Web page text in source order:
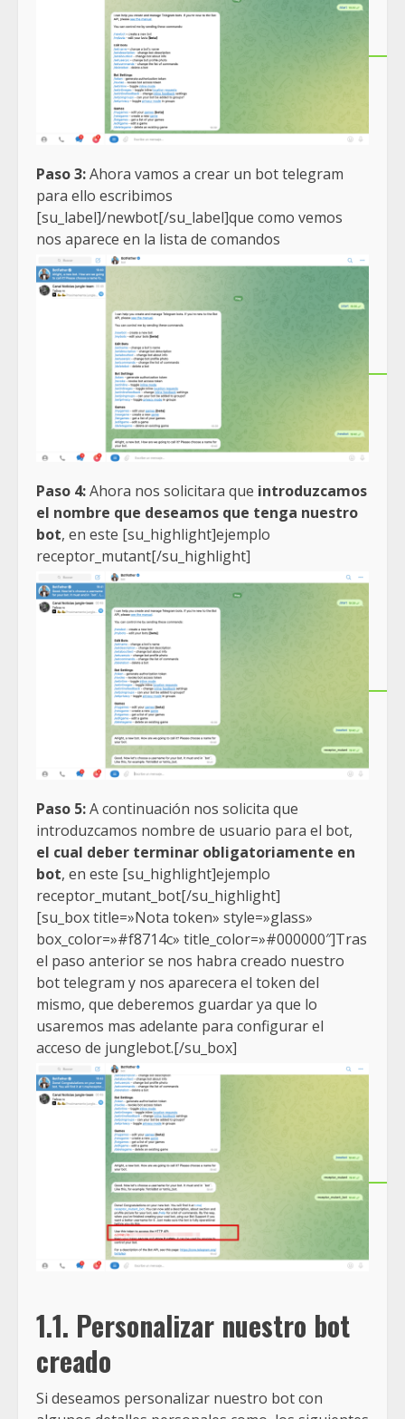
Paso 3:Ahora vamos a crear un bot telegram
para ello escribimos
[su_label]/newbot[/su_label]que como vemos
nos aparece en la lista de comandos
Paso 4:Ahora nos solicitara que introduzcamos
el nombre que deseamos que tenga nuestro
bot, en este [su_highlight]ejemplo
receptor_mutant[/su_highlight]
Paso 5:A continuación nos solicita que
introduzcamos nombre de usuario para el bot,
el cual deber terminar obligatoriamente en
bot, en este [su_highlight]ejemplo
receptor_mutant_bot[/su_highlight]
[su_box title=»Nota token» style=»glass»
box_color=»#f8714c» title_color=»#000000″]Tras
el paso anterior se nos habra creado nuestro
bot telegram y nos aparecera el token del
mismo, que deberemos guardar ya que lo
usaremos mas adelante para configurar el
acceso de junglebot.[/su_box]
1.1. Personalizar nuestro bot
creado
Si deseamos personalizar nuestro bot con